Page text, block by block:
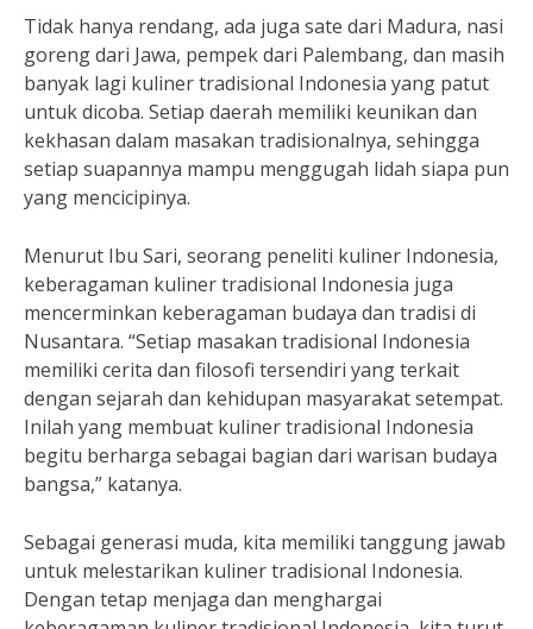
Tidak hanya rendang, ada juga sate dari Madura, nasi
goreng dari Jawa, pempek dari Palembang, dan masih
banyak lagi kuliner tradisional Indonesia yang patut
untuk dicoba. Setiap daerah memiliki keunikan dan
kekhasan dalam masakan tradisionalnya, sehingga
setiap suapannya mampu menggugah lidah siapa pun
yang mencicipinya.
Menurut Ibu Sari, seorang peneliti kuliner Indonesia,
keberagaman kuliner tradisional Indonesia juga
mencerminkan keberagaman budaya dan tradisi di
Nusantara. “Setiap masakan tradisional Indonesia
memiliki cerita dan filosofi tersendiri yang terkait
dengan sejarah dan kehidupan masyarakat setempat.
Inilah yang membuat kuliner tradisional Indonesia
begitu berharga sebagai bagian dari warisan budaya
bangsa,” katanya.
Sebagai generasi muda, kita memiliki tanggung jawab
untuk melestarikan kuliner tradisional Indonesia.
Dengan tetap menjaga dan menghargai